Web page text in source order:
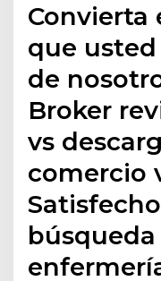
Convierta
que
de
Broker
vs
comercio